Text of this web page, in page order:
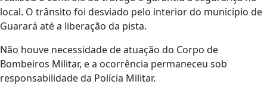
local. O trânsito foi desviado pelo interior do município de
Guarará até a liberação da pista.
Não houve necessidade de atuação do Corpo de
Bombeiros Militar, e a ocorrência permaneceu sob
responsabilidade da Polícia Militar.